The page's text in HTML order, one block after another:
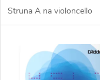
u
d
Struna A na violoncello